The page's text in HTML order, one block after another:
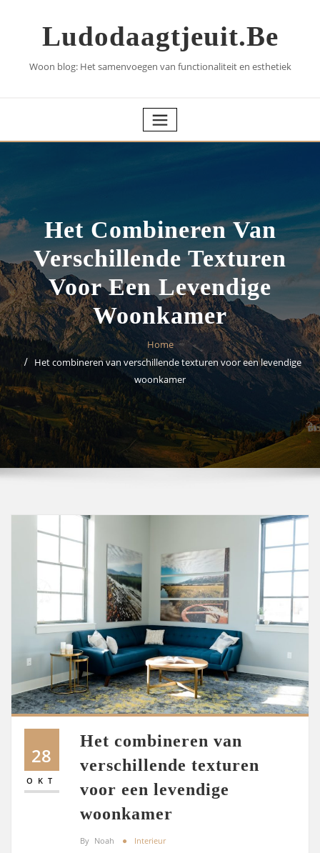
Ludodaagtjeuit.be
Woon blog: Het samenvoegen van functionaliteit en esthetiek
Het Combineren Van
Verschillende Texturen
Voor Een Levendige
Woonkamer
Home
Het combineren van verschillende texturen voor een levendige
woonkamer
28
OKT
Het combineren van
verschillende texturen
voor een levendige
woonkamer
By Noah Interieur